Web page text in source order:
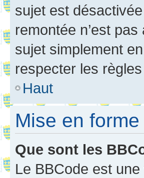
sujet est
remontée n’est
sujet simplement
respecter les
Haut
Mise en
Que sont les
Le BBCode est